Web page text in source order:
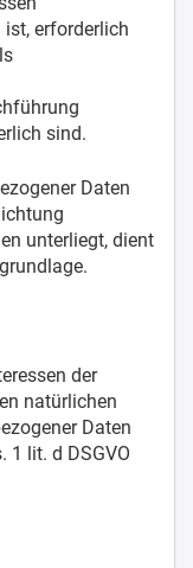
erforderlich
sind.
Daten
unterliegt, dient
der
natürlichen
Daten
1 lit. d DSGVO